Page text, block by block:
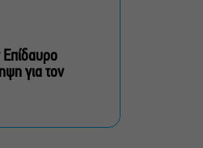
για τη
ορχήστρας
Το έργο
για τον